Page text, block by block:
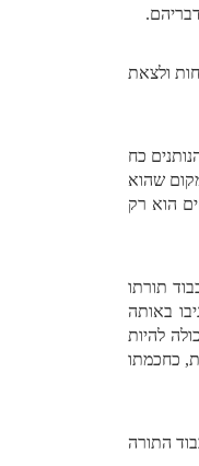
ולצאת
כח
שהוא
הוא רק
תורתו
באותה
להיות
כחכמתו
התורה